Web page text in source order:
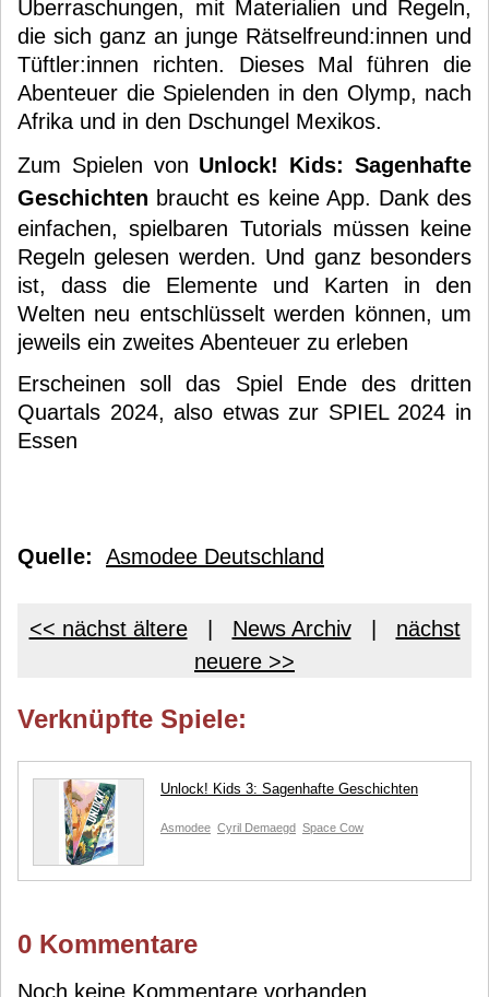
Überraschungen, mit Materialien und Regeln,
die sich ganz an junge Rätselfreund:innen und
Tüftler:innen richten. Dieses Mal führen die
Abenteuer die Spielenden in den Olymp, nach
Afrika und in den Dschungel Mexikos.
Zum Spielen von Unlock! Kids: Sagenhafte
Geschichten braucht es keine App. Dank des
einfachen, spielbaren Tutorials müssen keine
Regeln gelesen werden. Und ganz besonders
ist, dass die Elemente und Karten in den
Welten neu entschlüsselt werden können, um
jeweils ein zweites Abenteuer zu erleben
Erscheinen soll das Spiel Ende des dritten
Quartals 2024, also etwas zur SPIEL 2024 in
Essen
Quelle: Asmodee Deutschland
<< nächst ältere| News Archiv| nächst
neuere >>
Verknüpfte Spiele:
Unlock! Kids 3: Sagenhafte Geschichten
Asmodee Cyril Demaegd Space Cow
0 Kommentare
Noch keine Kommentare vorhanden